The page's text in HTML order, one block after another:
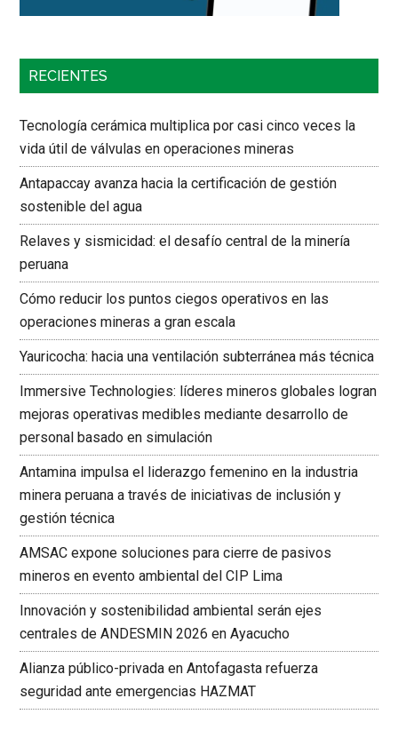
RECIENTES
Tecnología cerámica multiplica por casi cinco veces la
vida útil de válvulas en operaciones mineras
Antapaccay avanza hacia la certificación de gestión
sostenible del agua
Relaves y sismicidad: el desafío central de la minería
peruana
Cómo reducir los puntos ciegos operativos en las
operaciones mineras a gran escala
Yauricocha: hacia una ventilación subterránea más técnica
Immersive Technologies: líderes mineros globales logran
mejoras operativas medibles mediante desarrollo de
personal basado en simulación
Antamina impulsa el liderazgo femenino en la industria
minera peruana a través de iniciativas de inclusión y
gestión técnica
AMSAC expone soluciones para cierre de pasivos
mineros en evento ambiental del CIP Lima
Innovación y sostenibilidad ambiental serán ejes
centrales de ANDESMIN 2026 en Ayacucho
Alianza público-privada en Antofagasta refuerza
seguridad ante emergencias HAZMAT